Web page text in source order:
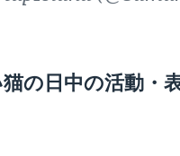
猫の日中の活動